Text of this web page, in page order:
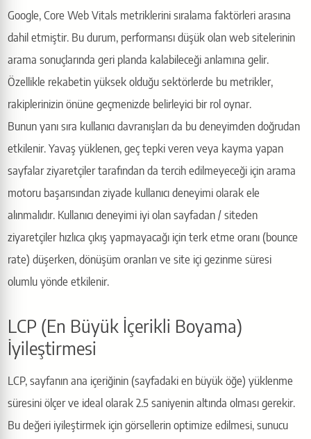
Google, Core Web Vitals metriklerini sıralama faktörleri arasına
dahil etmiştir. Bu durum, performansı düşük olan web sitelerinin
arama sonuçlarında geri planda kalabileceği anlamına gelir.
Özellikle rekabetin yüksek olduğu sektörlerde bu metrikler,
rakiplerinizin önüne geçmenizde belirleyici bir rol oynar.
Bunun yanı sıra kullanıcı davranışları da bu deneyimden doğrudan
etkilenir. Yavaş yüklenen, geç tepki veren veya kayma yapan
sayfalar ziyaretçiler tarafından da tercih edilmeyeceği için arama
motoru başarısından ziyade kullanıcı deneyimi olarak ele
alınmalıdır. Kullanıcı deneyimi iyi olan sayfadan / siteden
ziyaretçiler hızlıca çıkış yapmayacağı için terk etme oranı (bounce
rate) düşerken, dönüşüm oranları ve site içi gezinme süresi
olumlu yönde etkilenir.
LCP (En Büyük İçerikli Boyama)
İyileştirmesi
LCP, sayfanın ana içeriğinin (sayfadaki en büyük öğe) yüklenme
süresini ölçer ve ideal olarak 2.5 saniyenin altında olması gerekir.
Bu değeri iyileştirmek için görsellerin optimize edilmesi, sunucu